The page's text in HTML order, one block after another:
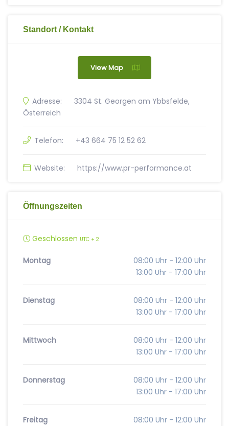
Standort / Kontakt
View Map
Adresse:
3304 St. Georgen am Ybbsfelde,
Österreich
Telefon: +43 664 75 12 52 62
Website: https://www.pr-performance.at
Öffnungszeiten
Geschlossen UTC + 2
Montag
08:00 Uhr - 12:00 Uhr
13:00 Uhr - 17:00 Uhr
Dienstag
08:00 Uhr - 12:00 Uhr
13:00 Uhr - 17:00 Uhr
Mittwoch
08:00 Uhr - 12:00 Uhr
13:00 Uhr - 17:00 Uhr
Donnerstag
08:00 Uhr - 12:00 Uhr
13:00 Uhr - 17:00 Uhr
Freitag
08:00 Uhr - 12:00 Uhr